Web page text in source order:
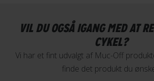
VIL DU OGSÅ IGANG MED AT
CYKEL?
Vi har et fint udvalgt af Muc-Off
finde det produkt du